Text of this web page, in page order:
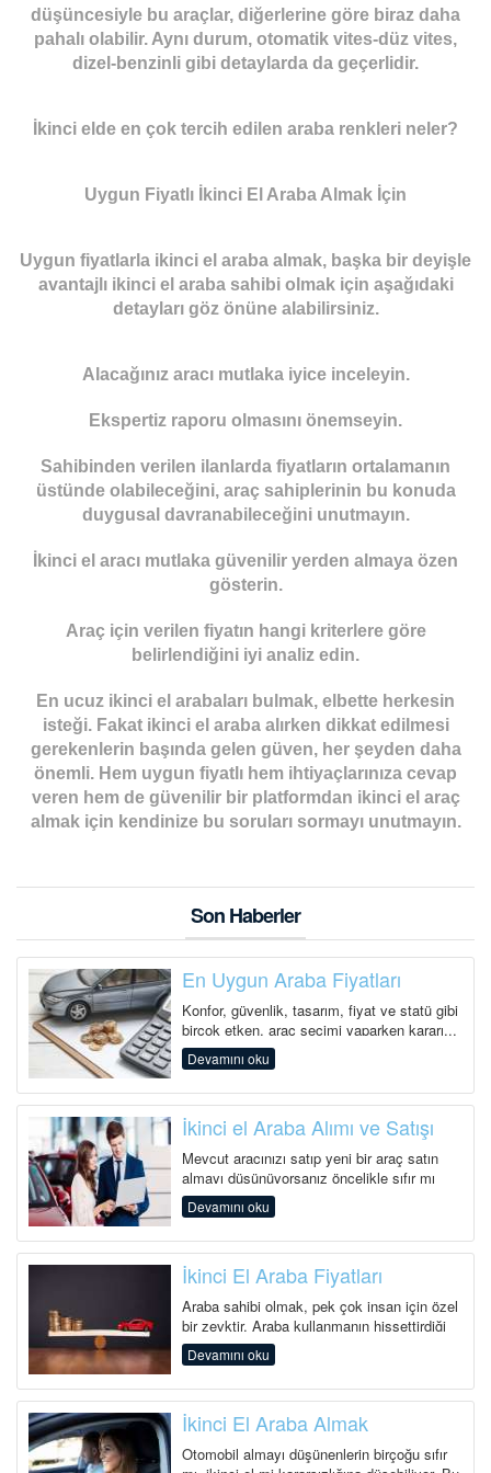
düşüncesiyle bu araçlar, diğerlerine göre biraz daha
pahalı olabilir. Aynı durum, otomatik vites-düz vites,
dizel-benzinli gibi detaylarda da geçerlidir.
İkinci elde en çok tercih edilen araba renkleri neler?
Uygun Fiyatlı İkinci El Araba Almak İçin
Uygun fiyatlarla ikinci el araba almak, başka bir deyişle
avantajlı ikinci el araba sahibi olmak için aşağıdaki
detayları göz önüne alabilirsiniz.
Alacağınız aracı mutlaka iyice inceleyin.
Ekspertiz raporu olmasını önemseyin.
Sahibinden verilen ilanlarda fiyatların ortalamanın
üstünde olabileceğini, araç sahiplerinin bu konuda
duygusal davranabileceğini unutmayın.
İkinci el aracı mutlaka güvenilir yerden almaya özen
gösterin.
Araç için verilen fiyatın hangi kriterlere göre
belirlendiğini iyi analiz edin.
En ucuz ikinci el arabaları bulmak, elbette herkesin
isteği. Fakat ikinci el araba alırken dikkat edilmesi
gerekenlerin başında gelen güven, her şeyden daha
önemli. Hem uygun fiyatlı hem ihtiyaçlarınıza cevap
veren hem de güvenilir bir platformdan ikinci el araç
almak için kendinize bu soruları sormayı unutmayın.
Son Haberler
En Uygun Araba Fiyatları
Konfor, güvenlik, tasarım, fiyat ve statü gibi
birçok etken, araç seçimi yaparken kararı...
Devamını oku
İkinci el Araba Alımı ve Satışı
Mevcut aracınızı satıp yeni bir araç satın
almayı düşünüyorsanız öncelikle sıfır mı
yoksa ik...
Devamını oku
İkinci El Araba Fiyatları
Araba sahibi olmak, pek çok insan için özel
bir zevktir. Araba kullanmanın hissettirdiği
özg&uu...
Devamını oku
İkinci El Araba Almak
Otomobil almayı düşünenlerin birçoğu sıfır